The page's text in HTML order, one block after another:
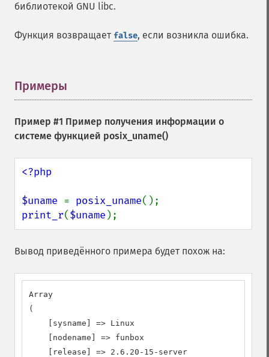
библиотекой GNU libc.
Функция возвращает false, если возникла ошибка.
Примеры
Пример #1 Пример получения информации о
системе функцией posix_uname()
<?php
$uname = posix_uname
print_r($uname );
Вывод приведённого примера будет похож на:
Array
(
    [sysname] => Linux
    [nodename] => funbox
    [release] => 2.6.20-15-server